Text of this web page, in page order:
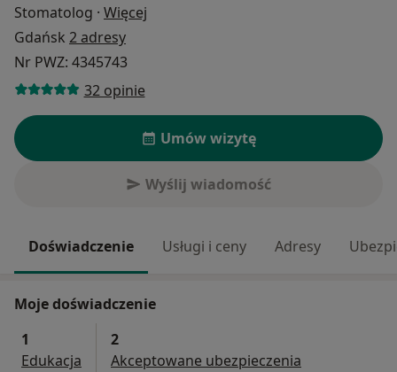
Stomatolog · Więcej
Gdańsk 2 adresy
Nr PWZ: 4345743
32 opinie
Umów wizytę
Wyślij wiadomość
Doświadczenie Usługi i ceny Adresy
Moje doświadczenie
1
Edukacja
2
Akceptowane ubezpieczenia